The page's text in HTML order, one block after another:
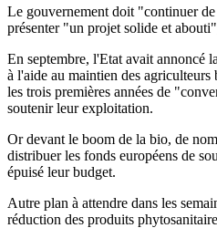
Le gouvernement doit "continuer
présenter "un projet solide et
En septembre, l'Etat avait annoncé
à l'aide au maintien des agriculteurs
les trois premières années de
soutenir leur exploitation.
Or devant le boom de la bio, de
distribuer les fonds européens de
épuisé leur budget.
Autre plan à attendre dans les
réduction des produits